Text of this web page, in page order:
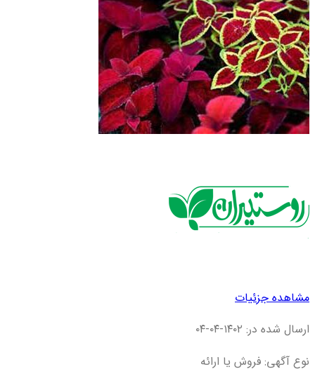
مشاهده جزئیات
ارسال شده در: ۱۴۰۲-۰۴-۰۴
نوع آگهی: فروش یا ارائه